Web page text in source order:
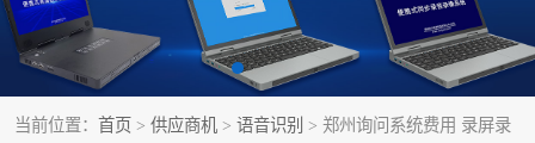
当前位置： 首页 > 供应商机 > 语音识别 > 郑州询问系统费用 录屏录
数字法庭 听证室
远程提讯 语音识别